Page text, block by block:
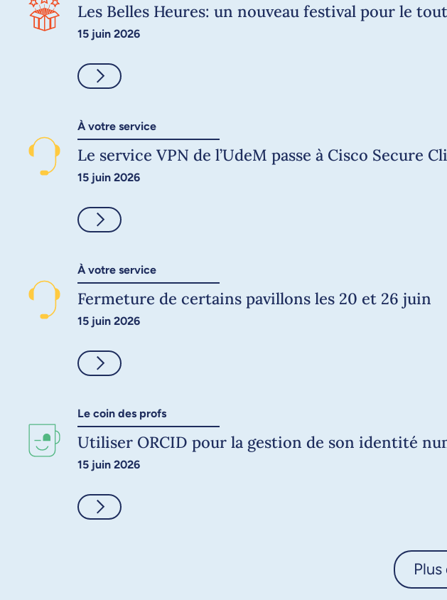
Les Belles Heures: un nouveau festival pour le
15 juin 2026
Consulter
À votre service
Le service VPN de l’UdeM passe à Cisco Secure
15 juin 2026
Consulter
À votre service
Fermeture de certains pavillons les 20 et 26 juin
15 juin 2026
Consulter
Le coin des profs
Utiliser ORCID pour la gestion de son identité
15 juin 2026
Consulter